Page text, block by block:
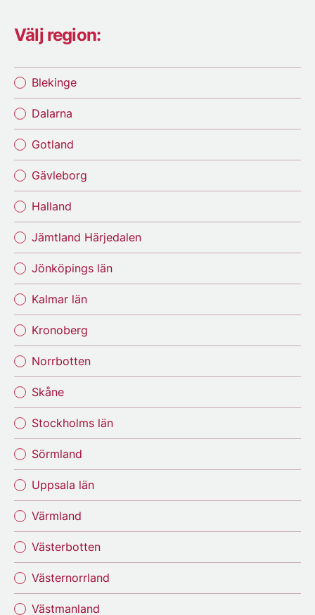
Välj region:
Blekinge
Dalarna
Gotland
Gävleborg
Halland
Jämtland Härjedalen
Jönköpings län
Kalmar län
Kronoberg
Norrbotten
Skåne
Stockholms län
Sörmland
Uppsala län
Värmland
Västerbotten
Västernorrland
Västmanland